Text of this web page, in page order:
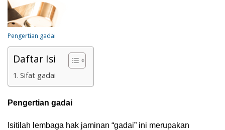
Pengertian gadai
Daftar Isi
Sifat gadai
Pengertian gadai
Isitilah lembaga hak jaminan “gadai” ini merupakan